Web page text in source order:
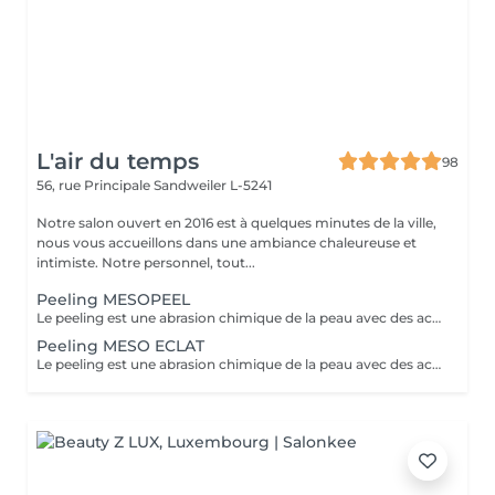
L'air du temps
98
56, rue Principale Sandweiler L-5241
Notre salon ouvert en 2016 est à quelques minutes de la ville,
nous vous accueillons dans une ambiance chaleureuse et
intimiste. Notre personnel, tout...
Peeling MESOPEEL
Le peeling est une abrasion chimique de la peau avec des acides de fruits. Indolore, sans éviction sociale, juste quelques rougeurs peuvent apparaitre le jour même. Le peeling va améliorer les cicatrices de l'acné, affiner le grain de peau, resserrer les pores, atténuer les taches pigmentées (taches brunes ou de vieillesse),estomper les ridules, augmenter l'élasticité de la peau, une peau nette et visiblement plus jeune. Des résultats prouvés en toute sécurité. Une seule séance vous donnera un coup d'éclat. RECOMMANDé en cure pour des résultats durables,5 soins espacés de 15 jours. Lors d'une cure l'exposition au soleil n'est pas recommandée NOUS POUVONS COMBINER CETTE PRESTATION AVEC MICRONEEDLING voir sous rubrique séparée
Peeling MESO ECLAT
Le peeling est une abrasion chimique de la peau avec des acides de fruits. Indolore, sans éviction sociale, juste quelques rougeurs peuvent apparaitre le jour même. Le peeling va améliorer les cicatrices de l'acné, affiner le grain de peau, resserrer les pores, atténuer les taches pigmentées (taches brunes ou de vieillesse),estomper les ridules, augmenter l'élasticité de la peau, une peau nette et visiblement plus jeune. Des résultats prouvés en toute sécurité. Une seule séance vous donnera un coup d'éclat. RECOMMANDé en cure pour des résultats durables,5 soins espacés de 15 jours. Pour ce soin on travaille le visage le décolleté et les mains Lors d'une cure l'exposition au soleil n'est pas recommandée NOUS POUVONS COMBINER CETTE PRESTATION AVEC MICRONEEDLING voir sous rubrique séparée